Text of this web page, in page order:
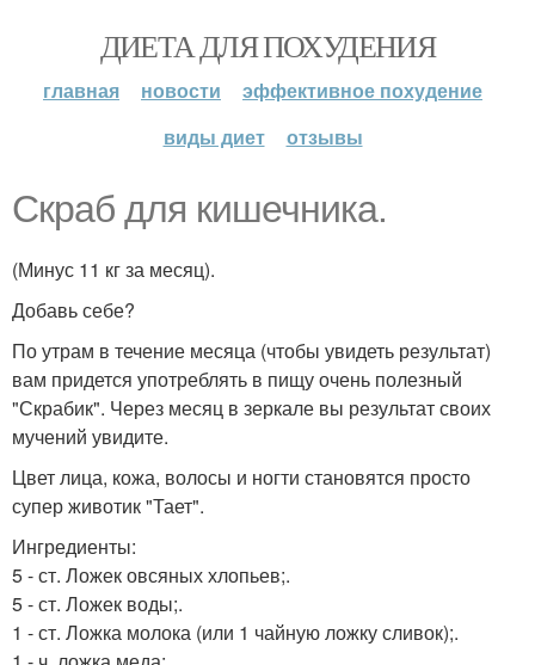
ДИЕТА ДЛЯ ПОХУДЕНИЯ
главная новости
эффективное похудение
виды диет
отзывы
Скраб для кишечника.
(Минус 11 кг за месяц).
Добавь себе?
По утрам в течение месяца (чтобы увидеть результат)
вам придется употреблять в пищу очень полезный
"Скрабик". Через месяц в зеркале вы результат своих
мучений увидите.
Цвет лица, кожа, волосы и ногти становятся просто
супер животик "Тает".
Ингредиенты:
5 - ст. Ложек овсяных хлопьев;.
5 - ст. Ложек воды;.
1 - ст. Ложка молока (или 1 чайную ложку сливок);.